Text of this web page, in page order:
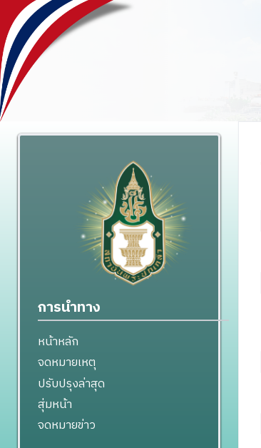
การนำทาง
หน้าหลัก
จดหมายเหตุ
ปรับปรุงล่าสุด
สุ่มหน้า
จดหมายข่าว